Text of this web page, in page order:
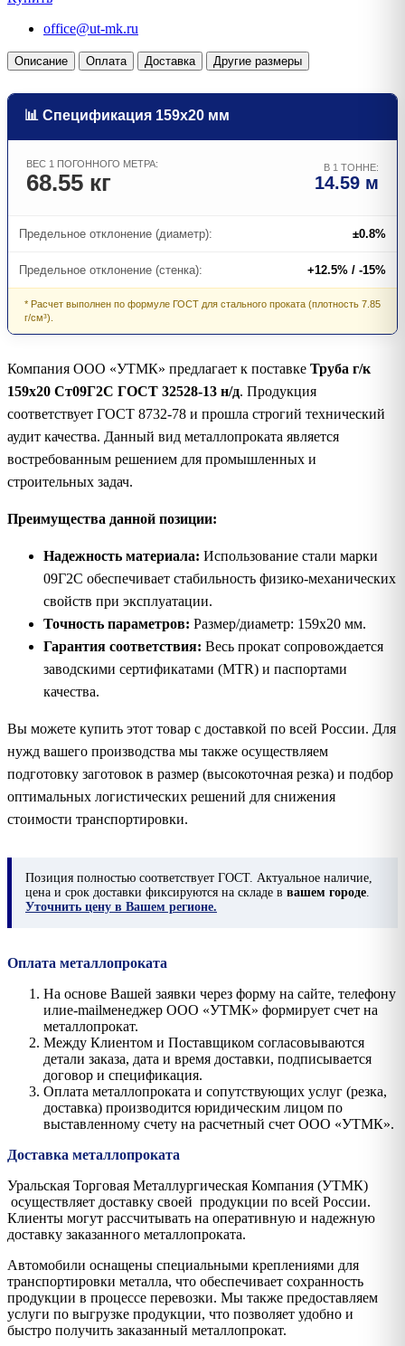
office@ut-mk.ru
Описание Оплата Доставка Другие размеры
📊 Спецификация 159х20 мм
ВЕС 1 ПОГОННОГО МЕТРА:
68.55 кг
В 1 ТОННЕ:
14.59 м
Предельное отклонение (диаметр): ±0.8%
Предельное отклонение (стенка): +12.5% / -15%
* Расчет выполнен по формуле ГОСТ для стального проката (плотность 7.85
г/см³).
Компания ООО «УТМК» предлагает к поставке Труба г/к
159х20 Ст09Г2С ГОСТ 32528-13 н/д. Продукция
соответствует ГОСТ 8732-78 и прошла строгий технический
аудит качества. Данный вид металлопроката является
востребованным решением для промышленных и
строительных задач.
Преимущества данной позиции:
Надежность материала: Использование стали марки
09Г2С обеспечивает стабильность физико-механических
свойств при эксплуатации.
Точность параметров: Размер/диаметр: 159х20 мм.
Гарантия соответствия: Весь прокат сопровождается
заводскими сертификатами (MTR) и паспортами
качества.
Вы можете купить этот товар с доставкой по всей России. Для
нужд вашего производства мы также осуществляем
подготовку заготовок в размер (высокоточная резка) и подбор
оптимальных логистических решений для снижения
стоимости транспортировки.
Позиция полностью соответствует ГОСТ. Актуальное наличие,
цена и срок доставки фиксируются на складе в вашем городе.
Уточнить цену в Вашем регионе.
Оплата металлопроката
На основе Вашей заявки через форму на сайте, телефону
илиe-mailменеджер ООО «УТМК» формирует счет на
металлопрокат.
Между Клиентом и Поставщиком согласовываются
детали заказа, дата и время доставки, подписывается
договор и спецификация.
Оплата металлопроката и сопутствующих услуг (резка,
доставка) производится юридическим лицом по
выставленному счету на расчетный счет ООО «УТМК».
Доставка металлопроката
Уральская Торговая Металлургическая Компания (УТМК)
осуществляет доставку своей продукции по всей России.
Клиенты могут рассчитывать на оперативную и надежную
доставку заказанного металлопроката.
Автомобили оснащены специальными креплениями для
транспортировки металла, что обеспечивает сохранность
продукции в процессе перевозки. Мы также предоставляем
услуги по выгрузке продукции, что позволяет удобно и
быстро получить заказанный металлопрокат.